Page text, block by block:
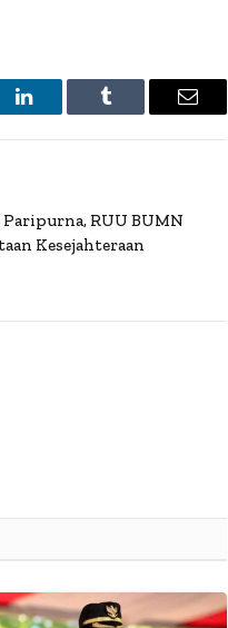
LinkedIn Tumblr Email
Paripurna, RUU BUMN
Kesejahteraan